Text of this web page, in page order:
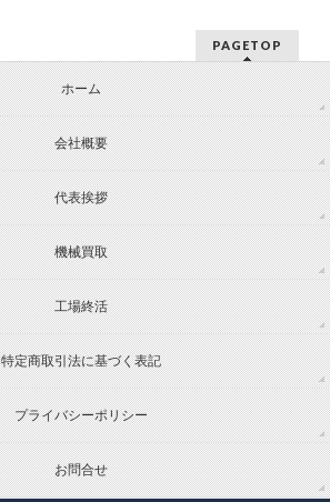
PAGETOP
ホーム
会社概要
代表挨拶
機械買取
工場終活
特定商取引法に基づく表記
プライバシーポリシー
お問合せ